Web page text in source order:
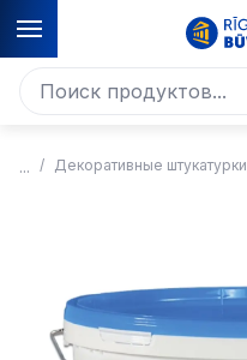
Декоративные штукатурки